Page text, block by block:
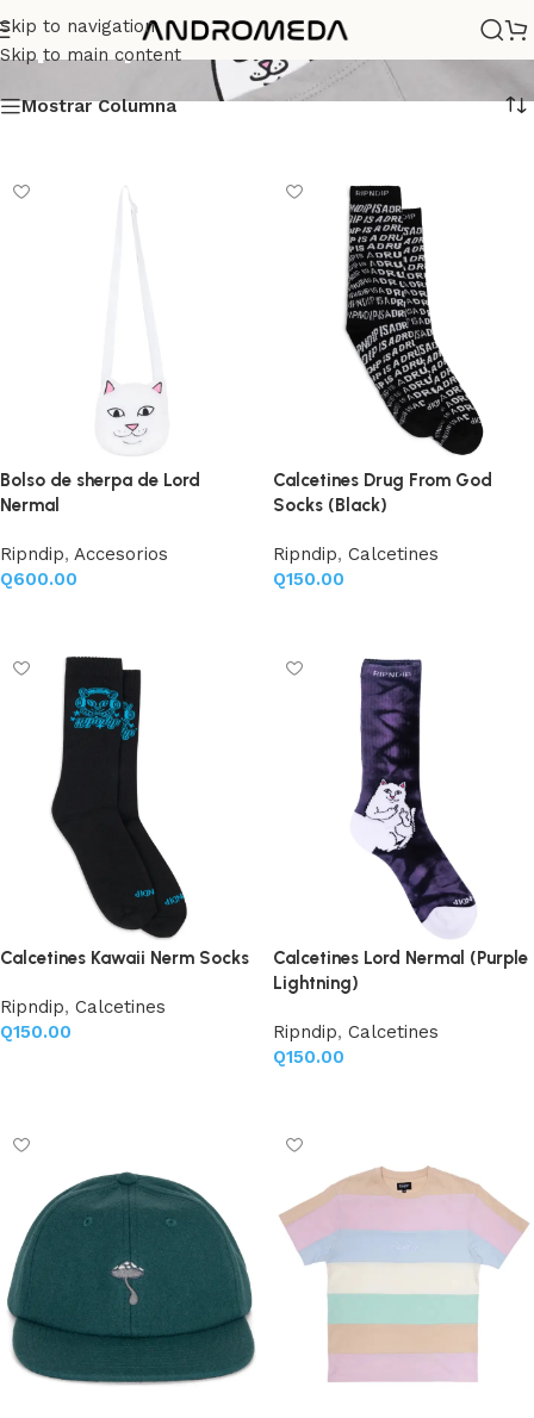
Skip to navigation
Skip to main content
Ripndip
Mostrar Columna
Bolso de sherpa de Lord
Nermal
Ripndip, Accesorios
Q600.00
Calcetines Drug From God
Socks (Black)
Ripndip, Calcetines
Q150.00
Calcetines Kawaii Nerm Socks
Ripndip, Calcetines
Q150.00
Calcetines Lord Nermal (Purple
Lightning)
Ripndip, Calcetines
Q150.00